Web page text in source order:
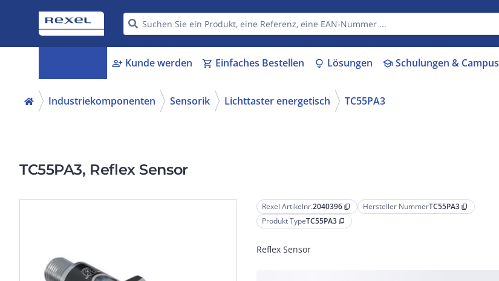
person_add Kunde werden shopping_cart Einfaches Bestellen lightbulb Lösungen schoolSchulungen & Campus
Industriekomponenten Sensorik Lichttaster energetisch TC55PA3
TC55PA3, Reflex Sensor
Rexel Artikelnr.2040396 content_copy Hersteller NummerTC55PA3 content_copy
Produkt TypeTC55PA3 content_copy
Reflex Sensor